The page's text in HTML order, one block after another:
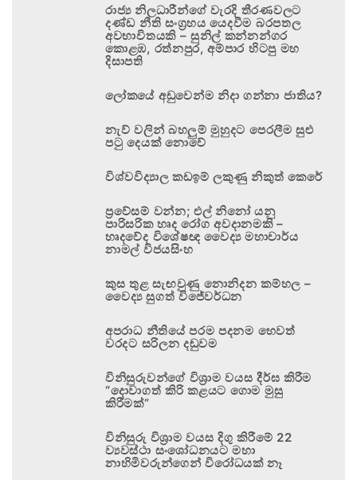
රාජ්‍ය නිලධාරීන්ගේ වැරදි තීරණවලට
දණ්ඩ නීති සංග්‍රහය යෙදවීම බරපතල
අවභාවිතයකි – සුනිල් කන්නන්ගර
කොළඹ, රත්නපුර, අම්පාර හිටපු මහ
දිසාපති
ලෝකයේ අඩුවෙන්ම නිදා ගන්නා ජාතිය?
නැව් වලින් බහලුම් මුහුදට පෙරලීම සුළු
පටු දෙයක් නොවේ
විශ්වවිද්‍යාල කඩඉම් ලකුණු නිකුත් කෙරේ
ප්‍රවේසම් වන්න; එල් නිනෝ යනු
පාරිසරික හෘද රෝග අවදානමකි –
හෘදවේද විශේෂඥ වෛද්‍ය මහාචාර්ය
නාමල් විජයසිංහ
කුස තුළ සැඟවුණු නොනිදන කම්හල –
වෛද්‍ය සුගත් විජේවර්ධන
අපරාධ නීතියේ පරම පදනම හෙවත්
වරදට සරිලන දඬුවම
විනිසුරුවන්ගේ විශ්‍රාම වයස දීර්ඝ කිරීම
“දොවාගත් කිරි කළයට ගොම මුසු
කිරීමක්”
විනිසුරු විශ්‍රාම වයස දිගු කිරීමේ 22
ව්‍යවස්ථා සංශෝධනයට මහා
නාහිමිවරුන්ගෙන් විරෝධයක් නෑ